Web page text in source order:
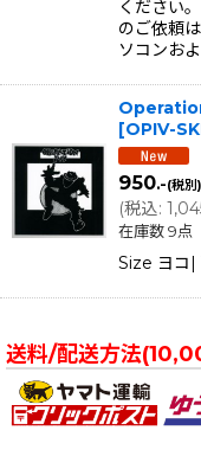
ください
のご依頼
ソコンお
[OPIV-
950.-(税別)
(税込:
在庫数 9点
Size ヨ
送料/配送方法